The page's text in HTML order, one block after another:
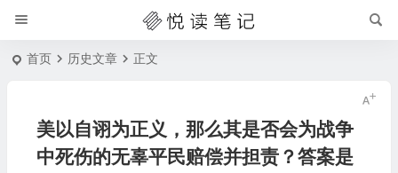
首页 历史文章 正文
美以自诩为正义，那么其是否会为战争
中死伤的无辜平民赔偿并担责？答案是